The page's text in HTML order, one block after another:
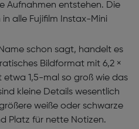
Aufnahmen entstehen. Die
in alle Fujifilm Instax-Mini
schon sagt, handelt es
Bildformat mit 6,2 ×
etwa 1,5-mal so groß wie das
kleine Details wesentlich
weiße oder schwarze
Platz für nette Notizen.